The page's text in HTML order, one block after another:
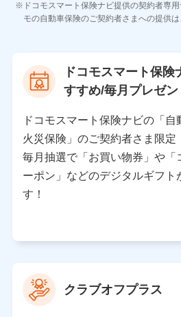
当社
当社又は株式会社NTTドコモが
スにおけるユーザ登録受付および
を受けている保険会社・提携会
情報を提供するため、また維持
ため、またそれらに付帯、関連
ドコモおよび提携会社のサービ
（各サービスで取得したサービ
トの閲覧履歴、購買履歴、ご契
ータを分析して、お客さまの趣
上記に係る案内・手続き・管理
【当該個人データの管理について責
所・代表者名】
ドコモスマート保険ナビ提供の契約者専
モの自動車保険のご契約者さまへの提供は
ドコモスマート保
すすめ/毎月プレゼン
ドコモスマート保険ナビの「
火災保険」のご契約者さま限定
毎月抽選で「お買い物券」や「
ーポン」などのデジタルギフト
す！
クラブオフプラス